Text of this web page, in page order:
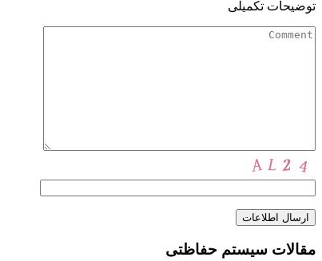
توضیحات تکمیلی
مقالات سیستم حفاظتی